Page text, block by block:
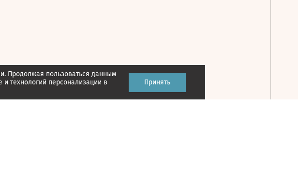
Продолжая пользоваться данным
технологий персонализации в
Принять